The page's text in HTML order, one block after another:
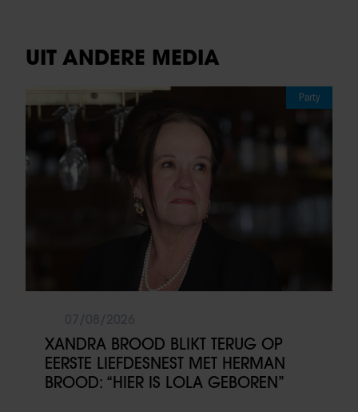
UIT ANDERE MEDIA
Party
XANDRA BROOD BLIKT TERUG OP
EERSTE LIEFDESNEST MET HERMAN
BROOD: “HIER IS LOLA GEBOREN”